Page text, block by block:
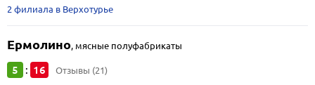
2 филиала в Верхотурье
Ермолино, мясные полуфабрикаты
5 : 16 Отзывы (21)